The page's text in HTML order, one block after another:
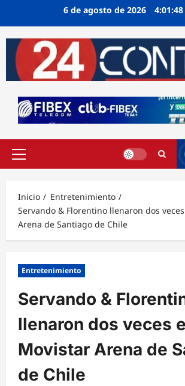
6 de agosto de 2026
Menú
Inicio
Entretenimiento
Servando & Florentino llenaron dos
Arena de Santiago de Chile
Entretenimiento
Servando &
llenaron dos veces
Movistar Arena de
de Chile